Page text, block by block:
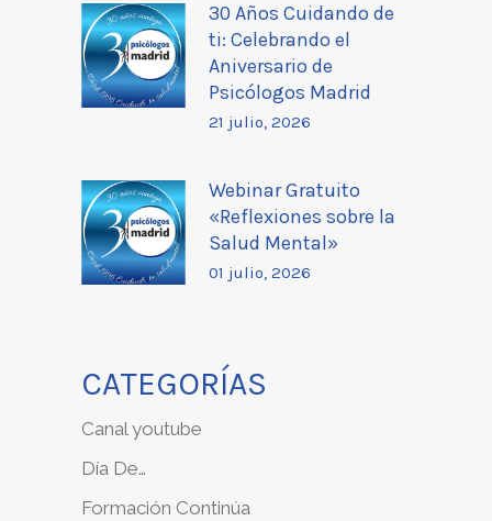
30 Años Cuidando de
ti: Celebrando el
Aniversario de
Psicólogos Madrid
21 julio, 2026
Webinar Gratuito
«Reflexiones sobre la
Salud Mental»
01 julio, 2026
CATEGORÍAS
Canal youtube
Día De…
Formación Continúa